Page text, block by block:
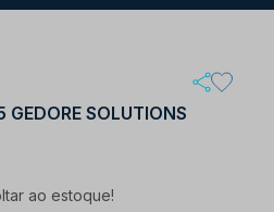
SOLUTIONS
ao estoque!